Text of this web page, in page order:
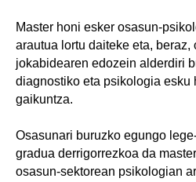
Master honi esker osasun-
arautua lortu daiteke eta,
jokabidearen edozein alderdiri
diagnostiko eta psikologia esku
gaikuntza.
Osasunari buruzko egungo
gradua derrigorrezkoa da
osasun-sektorean psikologian